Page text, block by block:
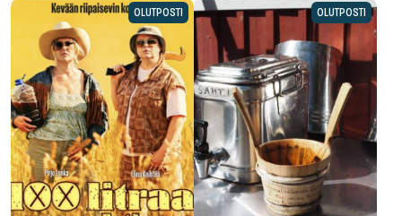
OLUTPOSTI OLUTPOSTI